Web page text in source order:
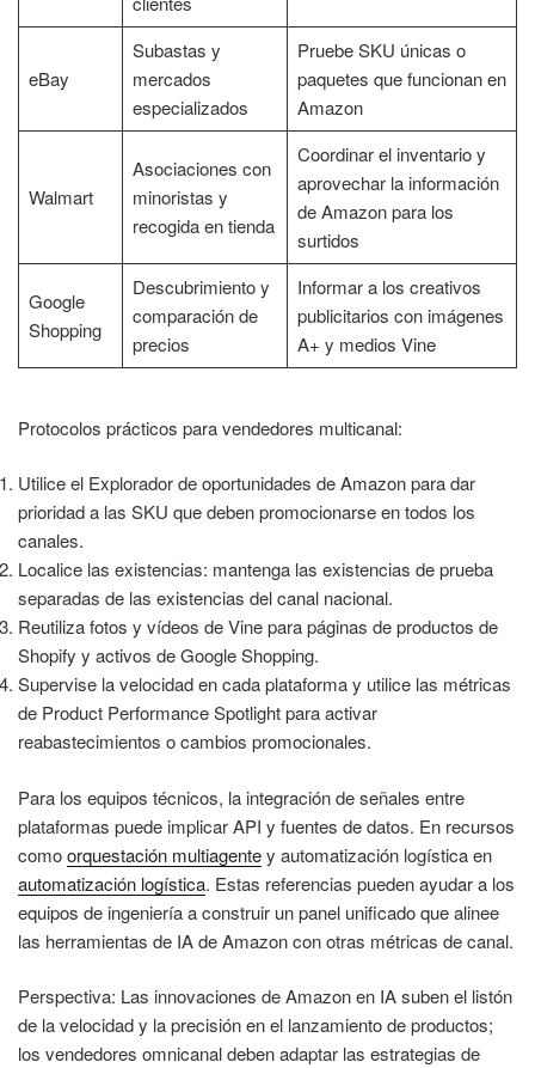
eBay
Subastas y
mercados
especializados
Pruebe SKU únicas o
paquetes que funcionan en
Amazon
Walmart
Asociaciones con
minoristas y
recogida en tienda
Coordinar el inventario y
aprovechar la información
de Amazon para los
surtidos
Google
Shopping
Descubrimiento y
comparación de
precios
Informar a los creativos
publicitarios con imágenes
A+ y medios Vine
Protocolos prácticos para vendedores multicanal:
Utilice el Explorador de oportunidades de Amazon para dar
prioridad a las SKU que deben promocionarse en todos los
canales.
Localice las existencias: mantenga las existencias de prueba
separadas de las existencias del canal nacional.
Reutiliza fotos y vídeos de Vine para páginas de productos de
Shopify y activos de Google Shopping.
Supervise la velocidad en cada plataforma y utilice las métricas
de Product Performance Spotlight para activar
reabastecimientos o cambios promocionales.
Para los equipos técnicos, la integración de señales entre
plataformas puede implicar API y fuentes de datos. En recursos
comoorquestación multiagentey automatización logística en
automatización logística. Estas referencias pueden ayudar a los
equipos de ingeniería a construir un panel unificado que alinee
las herramientas de IA de Amazon con otras métricas de canal.
Perspectiva: Las innovaciones de Amazon en IA suben el listón
de la velocidad y la precisión en el lanzamiento de productos;
los vendedores omnicanal deben adaptar las estrategias de